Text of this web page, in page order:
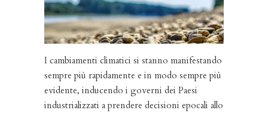
I cambiamenti climatici si stanno manifestando
sempre più rapidamente e in modo sempre più
evidente, inducendo i governi dei Paesi
industrializzati a prendere decisioni epocali allo